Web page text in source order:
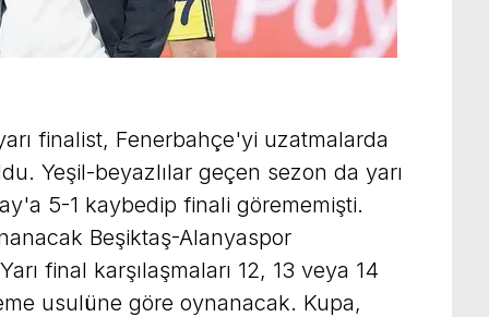
finalist, Fenerbahçe'yi uzatmalarda
Yeşil-beyazlılar geçen sezon da yarı
5-1 kaybedip finali görememişti.
Beşiktaş-Alanyaspor
final karşılaşmaları 12, 13 veya 14
usulüne göre oynanacak. Kupa,